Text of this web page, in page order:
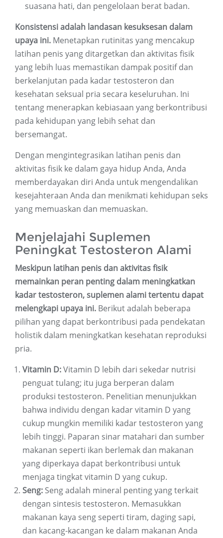
suasana hati, dan pengelolaan berat badan.
Konsistensi adalah landasan kesuksesan dalam
upaya ini. Menetapkan rutinitas yang mencakup
latihan penis yang ditargetkan dan aktivitas fisik
yang lebih luas memastikan dampak positif dan
berkelanjutan pada kadar testosteron dan
kesehatan seksual pria secara keseluruhan. Ini
tentang menerapkan kebiasaan yang berkontribusi
pada kehidupan yang lebih sehat dan
bersemangat.
Dengan mengintegrasikan latihan penis dan
aktivitas fisik ke dalam gaya hidup Anda, Anda
memberdayakan diri Anda untuk mengendalikan
kesejahteraan Anda dan menikmati kehidupan seks
yang memuaskan dan memuaskan.
Menjelajahi Suplemen
Peningkat Testosteron Alami
Meskipun latihan penis dan aktivitas fisik
memainkan peran penting dalam meningkatkan
kadar testosteron, suplemen alami tertentu dapat
melengkapi upaya ini. Berikut adalah beberapa
pilihan yang dapat berkontribusi pada pendekatan
holistik dalam meningkatkan kesehatan reproduksi
pria.
Vitamin D:Vitamin D lebih dari sekedar nutrisi
penguat tulang; itu juga berperan dalam
produksi testosteron. Penelitian menunjukkan
bahwa individu dengan kadar vitamin D yang
cukup mungkin memiliki kadar testosteron yang
lebih tinggi. Paparan sinar matahari dan sumber
makanan seperti ikan berlemak dan makanan
yang diperkaya dapat berkontribusi untuk
menjaga tingkat vitamin D yang cukup.
Seng: Seng adalah mineral penting yang terkait
dengan sintesis testosteron. Memasukkan
makanan kaya seng seperti tiram, daging sapi,
dan kacang-kacangan ke dalam makanan Anda